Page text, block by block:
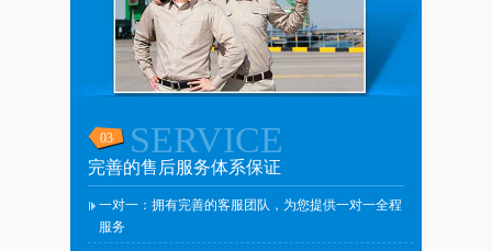
SERVICE
完善的售后服务体系保证
一对一：拥有完善的客服团队，为您提供一对一全程
服务